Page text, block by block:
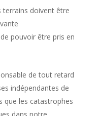
terrains doivent être
pouvoir être pris en
de tout retard
indépendantes de
que les catastrophes